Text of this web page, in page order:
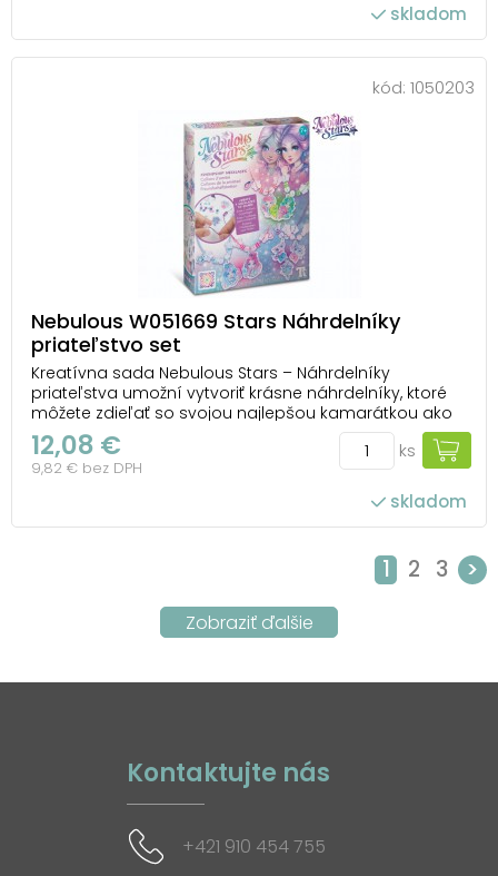
skladom
kód: 1050203
Nebulous W051669 Stars Náhrdelníky
priateľstvo set
Kreatívna sada Nebulous Stars – Náhrdelníky
priateľstva umožní vytvoriť krásne náhrdelníky, ktoré
môžete zdieľať so svojou najlepšou kamarátkou ako
symbol vášho priateľstva. Stačí zapojiť fantáziu a
vytvoriť jedinečné šperky podľa vlastného štýlu. V
balení nájdete všetko potrebné – 7 veľkých t...
12,08 €
9,82 € bez DPH
ks
skladom
1 2 3 >
Kontaktujte nás
+421 910 454 755